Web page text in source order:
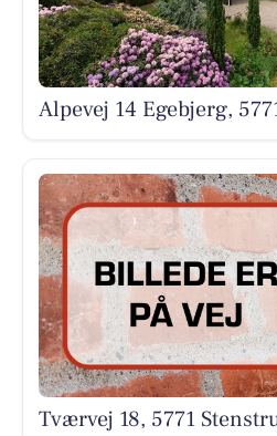
Alpevej 14 Egebjerg,
Tværvej 18, 5771